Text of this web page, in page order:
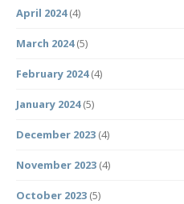
April 2024(4)
March 2024(5)
February 2024(4)
January 2024(5)
December 2023 (4)
November 2023 (4)
October 2023 (5)